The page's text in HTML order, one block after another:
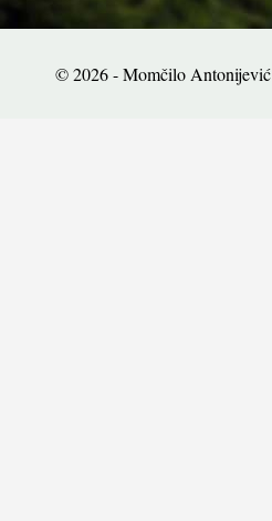
© 2026 - Momčilo Antonijević